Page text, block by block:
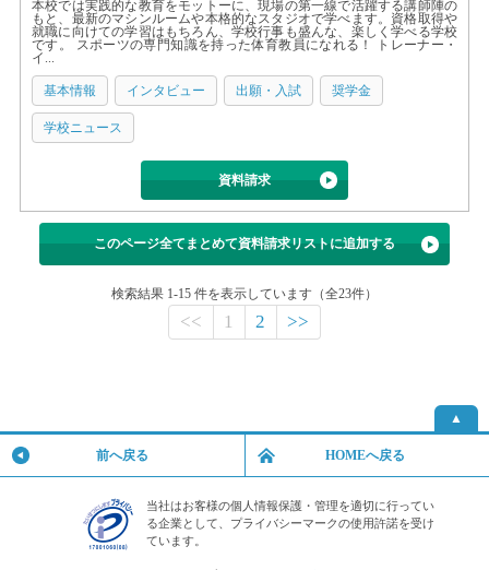
本校では実践的な教育をモットーに、現場の第一線で活躍する講師陣の
もと、最新のマシンルームや本格的なスタジオで学べます。資格取得や
就職に向けての学習はもちろん、学校行事も盛んな、楽しく学べる学校
です。 スポーツの専門知識を持った体育教員になれる！ トレーナー・
イ...
基本情報 インタビュー 出願・入試 奨学金
学校ニュース
資料請求
このページ全てまとめて資料請求リストに追加する
検索結果 1-15 件を表示しています（全23件）
<< 1 2 >>
▲
前へ戻る HOMEへ戻る
当社はお客様の個人情報保護・管理を適切に行ってい
る企業として、プライバシーマークの使用許諾を受け
ています。